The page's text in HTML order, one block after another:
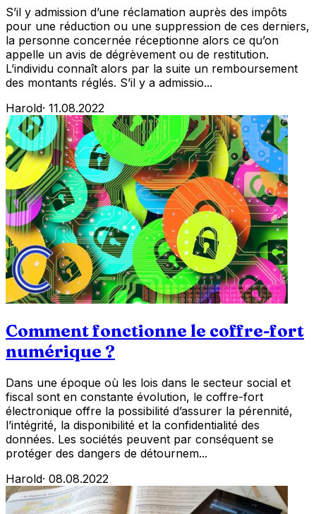
S’il y admission d’une réclamation auprès des impôts
pour une réduction ou une suppression de ces derniers,
la personne concernée réceptionne alors ce qu’on
appelle un avis de dégrèvement ou de restitution.
L’individu connaît alors par la suite un remboursement
des montants réglés. S’il y a admissio...
Harold· 11.08.2022
Comment fonctionne le coffre-fort
numérique ?
Dans une époque où les lois dans le secteur social et
fiscal sont en constante évolution, le coffre-fort
électronique offre la possibilité d’assurer la pérennité,
l’intégrité, la disponibilité et la confidentialité des
données. Les sociétés peuvent par conséquent se
protéger des dangers de détournem...
Harold· 08.08.2022